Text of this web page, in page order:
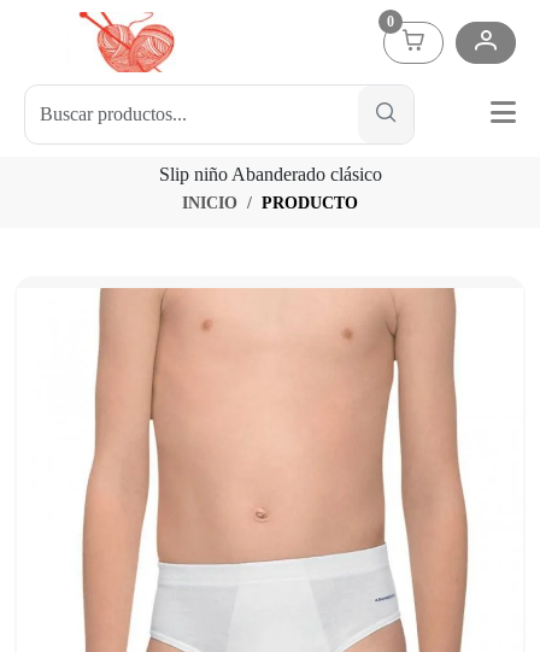
0
Slip niño Abanderado clásico
INICIO PRODUCTO